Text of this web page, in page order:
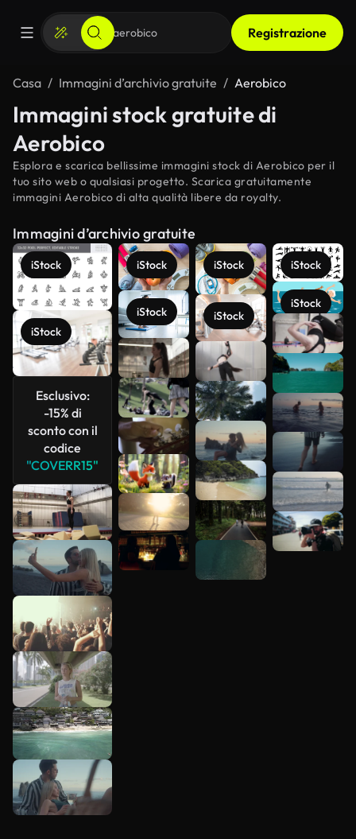
Registrazione
Casa Immagini d’archivio gratuite Aerobico
Immagini stock gratuite di
Aerobico
Esplora e scarica bellissime immagini stock di Aerobico per il
tuo sito web o qualsiasi progetto. Scarica gratuitamente
immagini Aerobico di alta qualità libere da royalty.
Immagini d’archivio gratuite
iStock
iStock
Esclusivo:
-15% di
sconto con il
codice
"COVERR15"
iStock
iStock
iStock
iStock
iStock
iStock
Scopri di
più